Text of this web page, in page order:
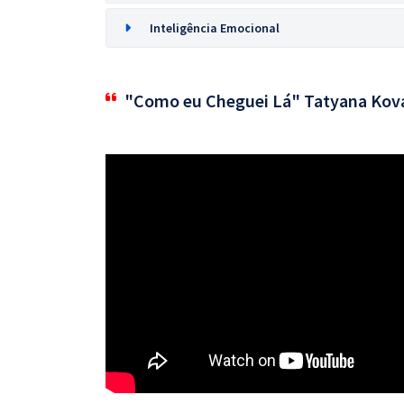
Inteligência Emocional
"Como eu Cheguei Lá" Tatyana